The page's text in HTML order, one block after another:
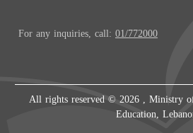
For any inquiries, call: 01/772000
All rights reserved © 2026 , Ministry
Education,